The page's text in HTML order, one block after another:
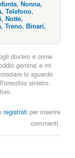
, Nonna,
, Telefono,
, Notte,
, Treno, Binari,
dov'ero e come
gemma' e mi
lo sguardo
sinistro,
registrati per inserire
commenti.